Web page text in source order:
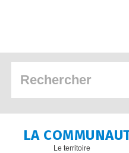
LA
Le territoire